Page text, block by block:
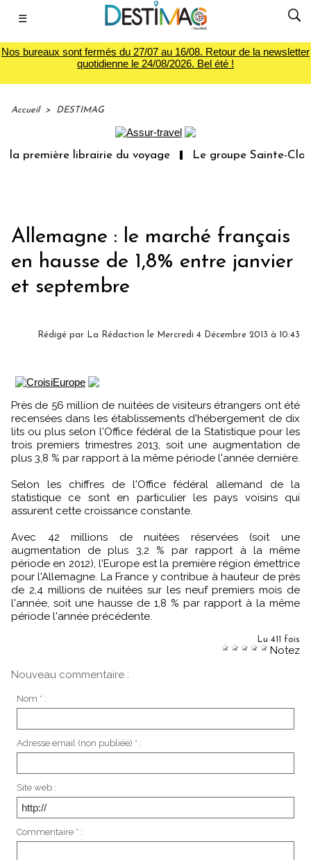
☰
Nos bureaux sont fermés du 27/07 au 16/08. Retour de la newsletter
quotidienne le 24/08/2026. Bel été !
Accueil > DESTIMAG
première librairie du voyage Le groupe Sainte-
Allemagne : le marché français
en hausse de 1,8% entre janvier
et septembre
Rédigé par La Rédaction le Mercredi 4 Décembre 2013 à 10:43
Près de 56 million de nuitées de visiteurs étrangers ont été
recensées dans les établissements d'hébergement de dix
lits ou plus selon l'Office fédéral de la Statistique pour les
trois premiers trimestres 2013, soit une augmentation de
plus 3,8 % par rapport à la même période l'année dernière.
Selon les chiffres de l'Office fédéral allemand de la
statistique ce sont en particulier les pays voisins qui
assurent cette croissance constante.
Avec 42 millions de nuitées réservées (soit une
augmentation de plus 3,2 % par rapport à la même
période en 2012), l'Europe est la première région émettrice
pour l'Allemagne. La France y contribue à hauteur de près
de 2,4 millions de nuitées sur les neuf premiers mois de
l'année, soit une hausse de 1,8 % par rapport à la même
période l'année précédente.
Lu 411 fois
Notez
Nouveau commentaire :
Nom * :
Adresse email (non publiée) * :
Site web :
Commentaire * :